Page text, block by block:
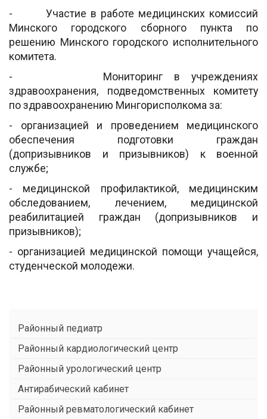
- Участие в работе медицинских комиссий
Минского городского сборного пункта по
решению Минского городского исполнительного
комитета.
- Мониторинг в учреждениях
здравоохранения, подведомственных комитету
по здравоохранению Мингорисполкома за:
- организацией и проведением медицинского
обеспечения подготовки граждан
(допризывников и призывников) к военной
службе;
- медицинской профилактикой, медицинским
обследованием, лечением, медицинской
реабилитацией граждан (допризывников и
призывников);
- организацией медицинской помощи учащейся,
студенческой молодежи.
Районный педиатр
Районный кардиологический центр
Районный урологический центр
Антирабический кабинет
Районный ревматологический кабинет